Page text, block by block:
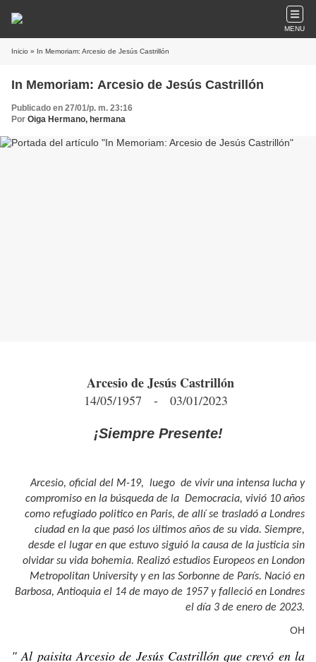
MENU
Inicio » In Memoriam: Arcesio de Jesús Castrillón
In Memoriam: Arcesio de Jesús Castrillón
Publicado en 27/01/p. m. 23:16
Por Oiga Hermano, hermana
Arcesio de Jesús Castrillón
14/05/1957 - 03/01/2023
¡Siempre Presente!
Arcesio, oficial del M-19, luego de vivir una intensa lucha y
compromiso en la búsqueda de la Democracia, vivió 10 años
como refugiado politico en Paris, de allí se trasladó a Londres
ciudad en la que pasó los últimos años de su vida. Siempre,
desde el lugar en que estuvo siguió la causa de la justicia sin
olvidar su vida bohemia. Realizó estudios Europeos en London
Metropolitan University y en las Sorbonne de París. Nació en
Barbosa, Antioquia el 14 de mayo de 1957 y falleció en Londres
el día 3 de enero de 2023.
OH
" Al paisita Arcesio de Jesús Castrillón que creyó en la